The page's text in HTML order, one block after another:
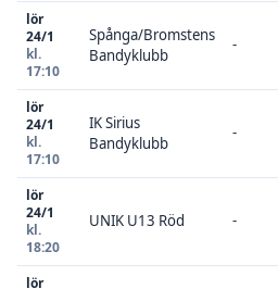
lör
24/1
kl.
17:10
Spånga/Bromstens
Bandyklubb
-
lör
24/1
kl.
17:10
IK Sirius
Bandyklubb
-
lör
24/1
kl.
18:20
UNIK U13 Röd -
lör